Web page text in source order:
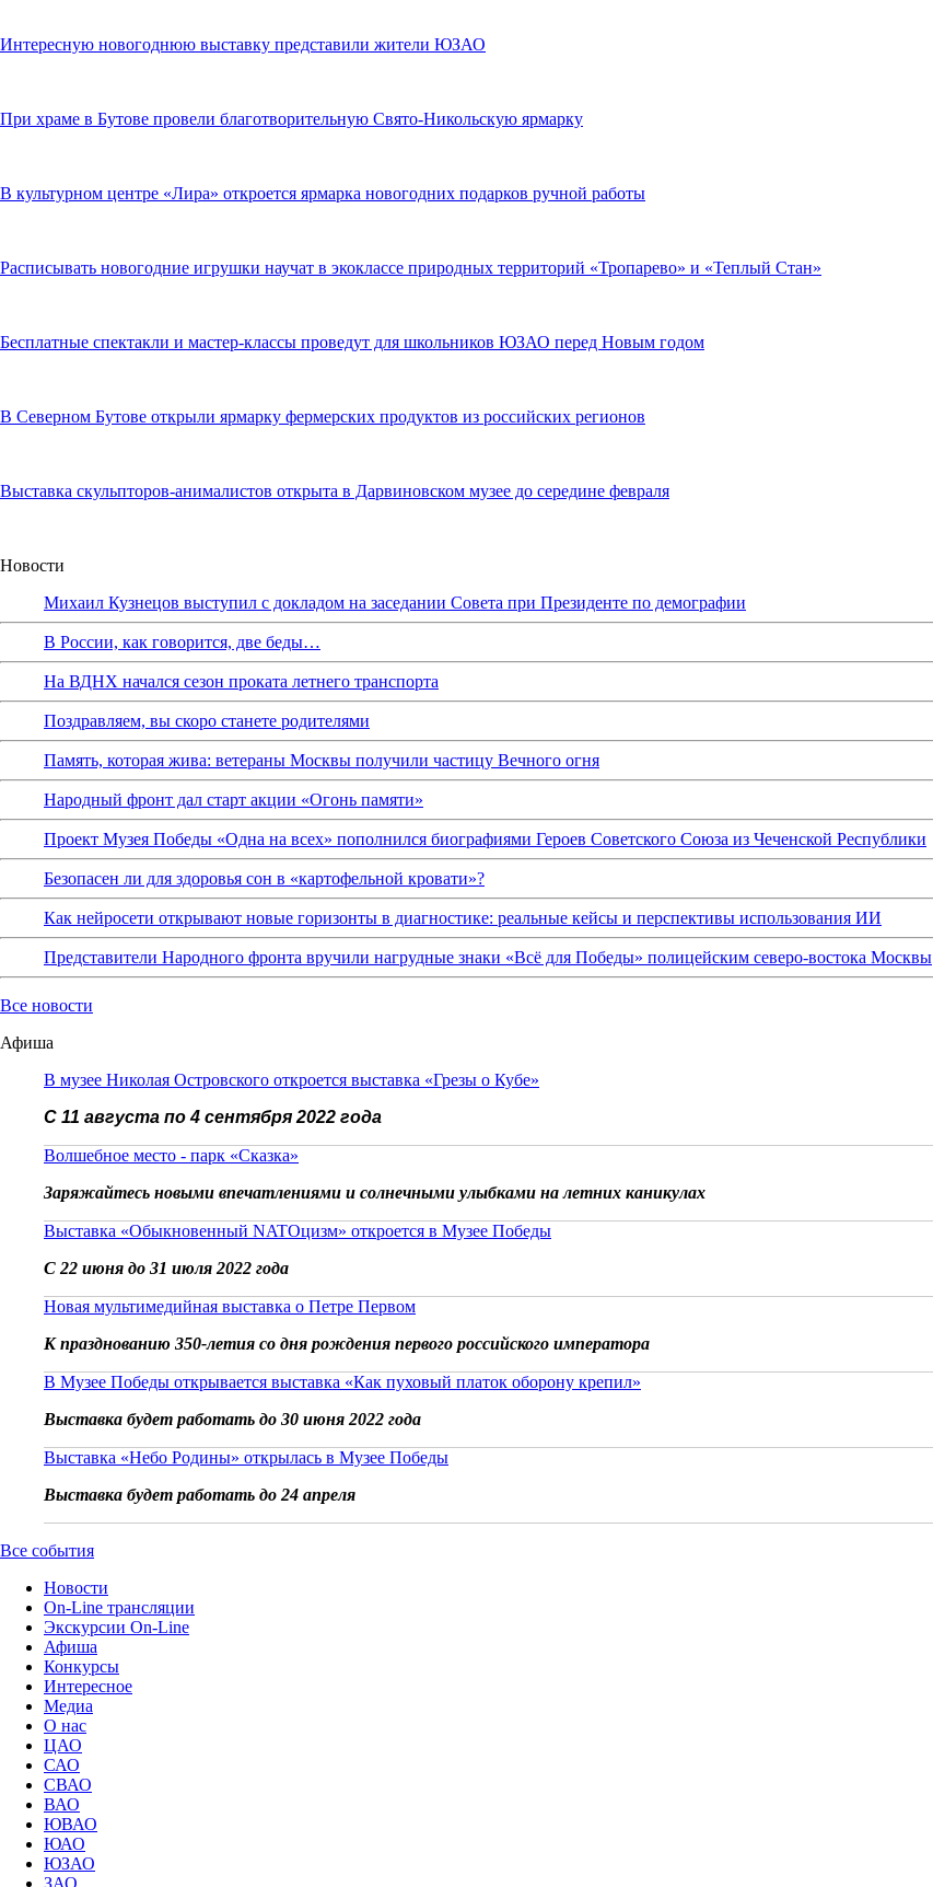
Интересную новогоднюю выставку представили жители ЮЗАО
При храме в Бутове провели благотворительную Свято-Никольскую ярмарку
В культурном центре «Лира» откроется ярмарка новогодних подарков ручной работы
Расписывать новогодние игрушки научат в экоклассе природных территорий «Тропарево» и «Теплый Стан»
Бесплатные спектакли и мастер-классы проведут для школьников ЮЗАО перед Новым годом
В Северном Бутове открыли ярмарку фермерских продуктов из российских регионов
Выставка скульпторов-анималистов открыта в Дарвиновском музее до середине февраля
Новости
Михаил Кузнецов выступил с докладом на заседании Совета при Президенте по демографии
В России, как говорится, две беды…
На ВДНХ начался сезон проката летнего транспорта
Поздравляем, вы скоро станете родителями
Память, которая жива: ветераны Москвы получили частицу Вечного огня
Народный фронт дал старт акции «Огонь памяти»
Проект Музея Победы «Одна на всех» пополнился биографиями Героев Советского Союза из Чеченской Республики
Безопасен ли для здоровья сон в «картофельной кровати»?
Как нейросети открывают новые горизонты в диагностике: реальные кейсы и перспективы использования ИИ
Представители Народного фронта вручили нагрудные знаки «Всё для Победы» полицейским северо-востока Москвы
Все новости
Афиша
В музее Николая Островского откроется выставка «Грезы о Кубе»
С 11 августа по 4 сентября 2022 года
Волшебное место - парк «Сказка»
Заряжайтесь новыми впечатлениями и солнечными улыбками на летних каникулах
Выставка «Обыкновенный NATOцизм» откроется в Музее Победы
С 22 июня до 31 июля 2022 года
Новая мультимедийная выставка о Петре Первом
К празднованию 350-летия со дня рождения первого российского императора
В Музее Победы открывается выставка «Как пуховый платок оборону крепил»
Выставка будет работать до 30 июня 2022 года
Выставка «Небо Родины» открылась в Музее Победы
Выставка будет работать до 24 апреля
Все события
Новости
On-Line трансляции
Экскурсии On-Line
Афиша
Конкурсы
Интересное
Медиа
О нас
ЦАО
САО
СВАО
ВАО
ЮВАО
ЮАО
ЮЗАО
ЗАО